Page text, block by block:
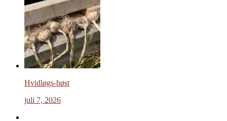
Hvidløgs-høst
juli 7, 2026